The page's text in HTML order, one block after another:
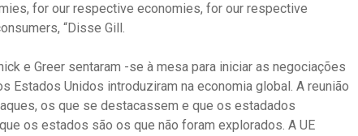
for our respective economies, for our respective
“Disse Gill.
e Greer sentaram -se à mesa para iniciar as negociações
Estados Unidos introduziram na economia global. A reunião
os que se destacassem e que os estadados
os estados são os que não foram explorados. A UE